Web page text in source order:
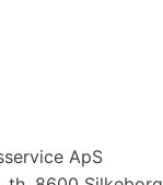
ApS